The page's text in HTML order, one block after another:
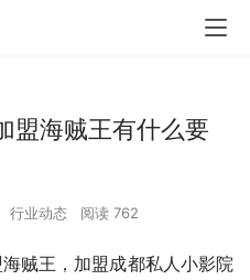
盟海贼王有什么要
行业动态 阅读 762
贼王，加盟成都私人小影院